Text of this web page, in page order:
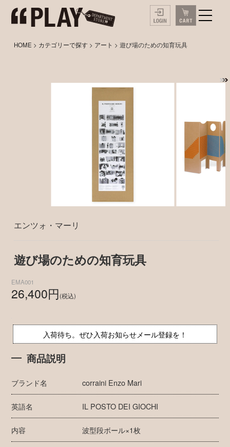
HOME > カテゴリーで探す > アート > 遊び場のための知育玩具
エンツォ・マーリ
遊び場のための知育玩具
EMA001
26,400円(税込)
入荷待ち。ぜひ入荷お知らせメール登録を！
商品説明
ブランド名 corraini Enzo Mari
英語名 IL POSTO DEI GIOCHI
内容 波型段ボール×1枚